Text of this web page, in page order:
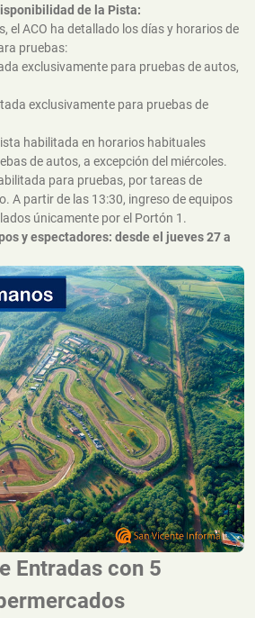
de la Pista:
el ACO ha detallado los días y horarios de
pruebas:
exclusivamente para pruebas de autos,
exclusivamente para pruebas de
habilitada en horarios habituales
de autos, a excepción del miércoles.
para pruebas, por tareas de
A partir de las 13:30, ingreso de equipos
únicamente por el Portón 1.
y espectadores: desde el jueves 27 a
Entradas con 5